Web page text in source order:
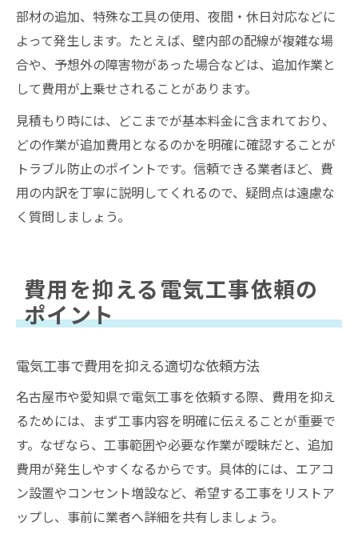
部材の追加、特殊な工具の使用、夜間・休日対応などに
よって発生します。たとえば、壁内部の配線が複雑な場
合や、予想外の障害物があった場合などは、追加作業と
して費用が上乗せされることがあります。
見積もり時には、どこまでが基本料金に含まれており、
どの作業が追加費用となるのかを明確に確認することが
トラブル防止のポイントです。信頼できる業者ほど、費
用の内訳を丁寧に説明してくれるので、疑問点は遠慮な
く質問しましょう。
費用を抑える電気工事依頼の
ポイント
電気工事で費用を抑える適切な依頼方法
名古屋市や愛知県で電気工事を依頼する際、費用を抑え
るためには、まず工事内容を明確に伝えることが重要で
す。なぜなら、工事範囲や必要な作業が曖昧だと、追加
費用が発生しやすくなるからです。具体的には、エアコ
ン設置やコンセント増設など、希望する工事をリストア
ップし、事前に業者へ詳細を共有しましょう。